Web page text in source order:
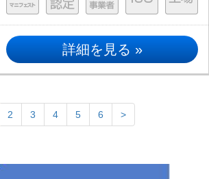
詳細を見る »
2 3 4 5 6 >